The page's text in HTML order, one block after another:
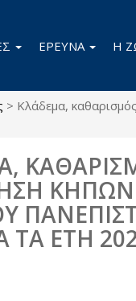
ΕΡΕΥΝΑ Η
> Κλάδεμα,
ΤΑ ΕΤΗ